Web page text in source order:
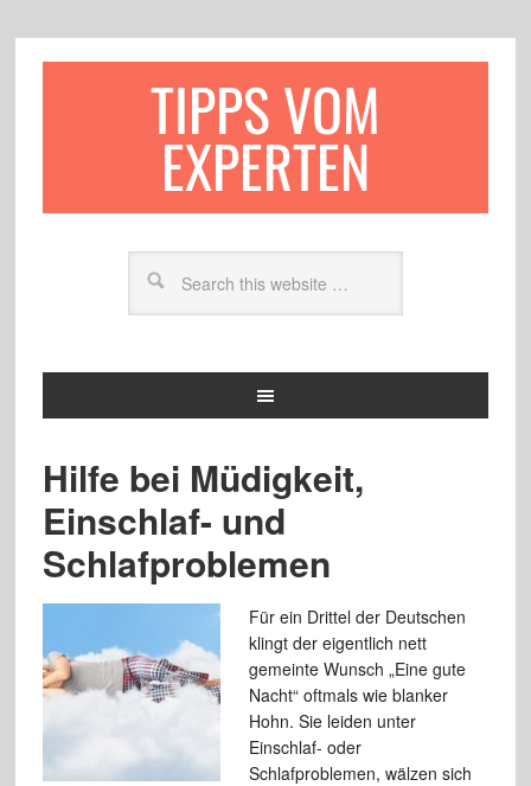
TIPPS VOM
EXPERTEN
Hilfe bei Müdigkeit,
Einschlaf- und
Schlafproblemen
Für ein Drittel der Deutschen
klingt der eigentlich nett
gemeinte Wunsch „Eine gute
Nacht“ oftmals wie blanker
Hohn. Sie leiden unter
Einschlaf- oder
Schlafproblemen, wälzen sich